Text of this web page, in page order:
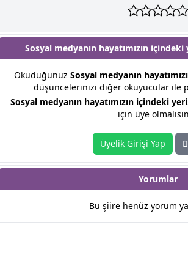
Sosyal medyanın hayatımızın içindeki
Okuduğunuz Sosyal medyanın
düşüncelerinizi diğer okuyucular ile
Sosyal medyanın hayatımızın içindeki
için üye
Üyelik Girişi Yap
Yorumlar
Bu şiire henüz yorum